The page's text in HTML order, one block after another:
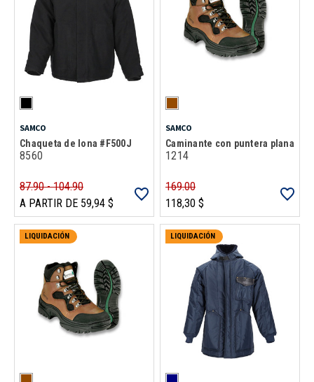
SAMCO
Chaqueta de lona #F500J
8560
87.90 - 104.90
A PARTIR DE 59,94 $
SAMCO
Caminante con puntera plana
1214
169.00
118,30 $
LIQUIDACIÓN LIQUIDACIÓN